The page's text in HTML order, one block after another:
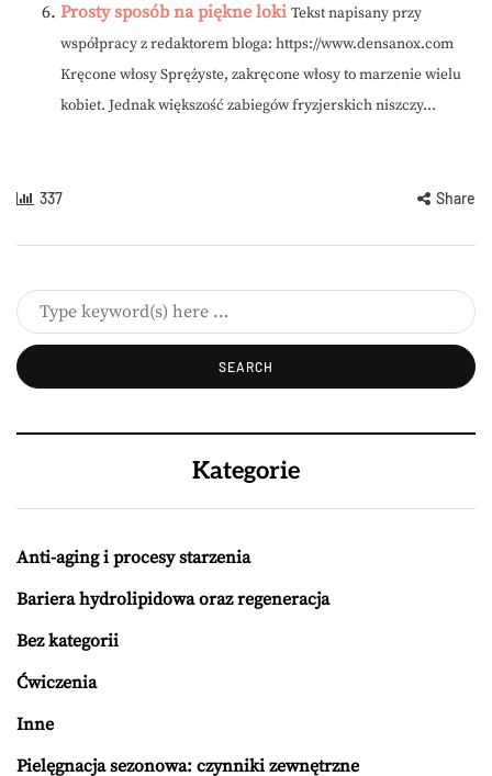
Prosty sposób na piękne loki Tekst napisany przy
współpracy z redaktorem bloga: https://www.densanox.com
Kręcone włosy Sprężyste, zakręcone włosy to marzenie wielu
kobiet. Jednak większość zabiegów fryzjerskich niszczy...
337 Share
Kategorie
Anti-aging i procesy starzenia
Bariera hydrolipidowa oraz regeneracja
Bez kategorii
Ćwiczenia
Inne
Pielęgnacja sezonowa: czynniki zewnętrzne